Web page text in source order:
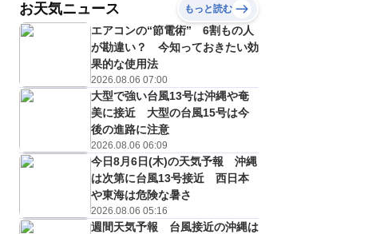
23
ミリ
28℃
m/s
7日(金)
0
0ミリ
28 ℃
3 m/s
1
0ミリ
27
3m/s
2
0 ミリ
3m/s
3
0
3 m/s
お天気ニュース もっと読む
エアコンの“節電術” 6割もの人
が勘違い？ 今知っておきたい効
果的な使用法
2026.08.06 07:00
大型で強い台風13号は沖縄や奄
美に接近 大型の台風15号は今
後の進路に注意
2026.08.06 06:09
今日8月6日(木)の天気予報 沖縄
は次第に台風13号接近 西日本
や東海は危険な暑さ
2026.08.06 05:16
週間天気予報 台風接近の沖縄は